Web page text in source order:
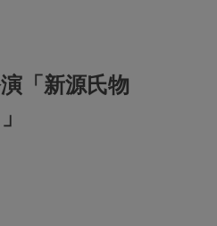
「新源氏物